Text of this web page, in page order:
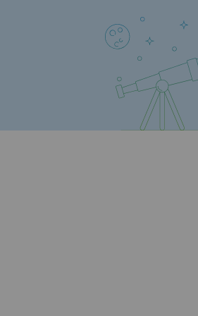
Engagements
Notre